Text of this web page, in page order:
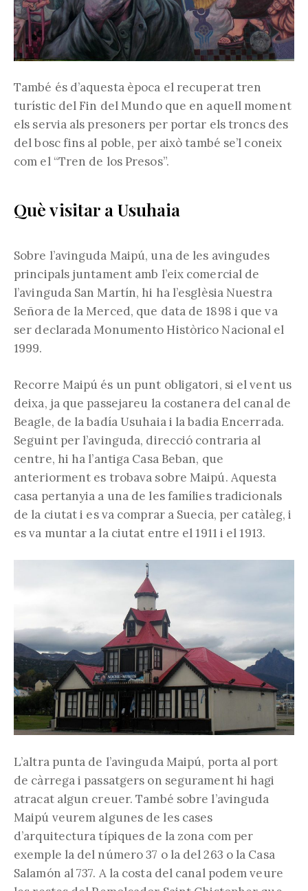
També és d’aquesta època el recuperat tren
turístic del Fin del Mundo que en aquell moment
els servia als presoners per portar els troncs des
del bosc fins al poble, per això també se’l coneix
com el “Tren de los Presos”.
Què visitar a Usuhaia
Sobre l’avinguda Maipú, una de les avingudes
principals juntament amb l’eix comercial de
l’avinguda San Martín, hi ha l’esglèsia Nuestra
Señora de la Merced, que data de 1898 i que va
ser declarada Monumento Històrico Nacional el
1999.
Recorre Maipú és un punt obligatori, si el vent us
deixa, ja que passejareu la costanera del canal de
Beagle, de la badía Usuhaia i la badia Encerrada.
Seguint per l’avinguda, direcció contraria al
centre, hi ha l’antiga Casa Beban, que
anteriorment es trobava sobre Maipú. Aquesta
casa pertanyia a una de les famílies tradicionals
de la ciutat i es va comprar a Suecia, per catàleg, i
es va muntar a la ciutat entre el 1911 i el 1913.
L’altra punta de l’avinguda Maipú, porta al port
de càrrega i passatgers on segurament hi hagi
atracat algun creuer. També sobre l’avinguda
Maipú veurem algunes de les cases
d’arquitectura típiques de la zona com per
exemple la del número 37 o la del 263 o la Casa
Salamón al 737. A la costa del canal podem veure